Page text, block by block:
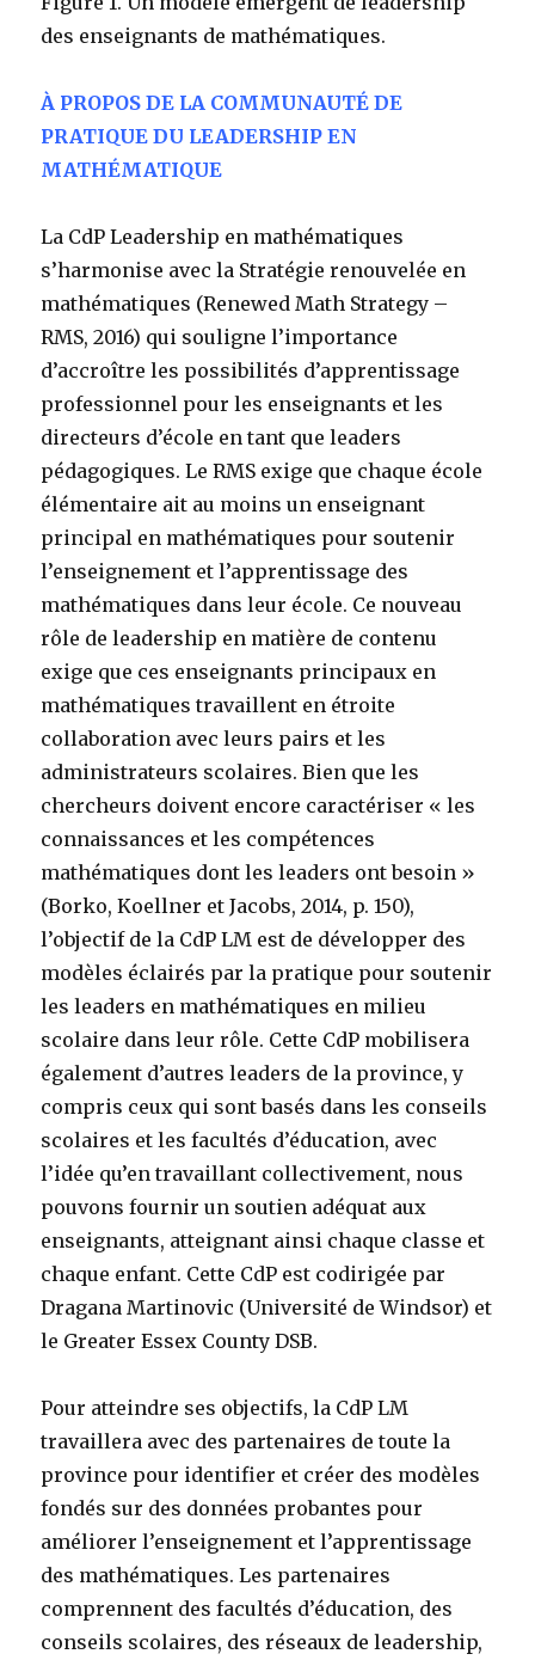
des enseignants de mathématiques.
À PROPOS DE LA COMMUNAUTÉ DE
PRATIQUE DU LEADERSHIP EN
MATHÉMATIQUE
La CdP Leadership en mathématiques
s’harmonise avec la Stratégie renouvelée en
mathématiques (Renewed Math Strategy –
RMS, 2016) qui souligne l’importance
d’accroître les possibilités d’apprentissage
professionnel pour les enseignants et les
directeurs d’école en tant que leaders
pédagogiques. Le RMS exige que chaque école
élémentaire ait au moins un enseignant
principal en mathématiques pour soutenir
l’enseignement et l’apprentissage des
mathématiques dans leur école. Ce nouveau
rôle de leadership en matière de contenu
exige que ces enseignants principaux en
mathématiques travaillent en étroite
collaboration avec leurs pairs et les
administrateurs scolaires. Bien que les
chercheurs doivent encore caractériser « les
connaissances et les compétences
mathématiques dont les leaders ont besoin »
(Borko, Koellner et Jacobs, 2014, p. 150),
l’objectif de la CdP LM est de développer des
modèles éclairés par la pratique pour soutenir
les leaders en mathématiques en milieu
scolaire dans leur rôle. Cette CdP mobilisera
également d’autres leaders de la province, y
compris ceux qui sont basés dans les conseils
scolaires et les facultés d’éducation, avec
l’idée qu’en travaillant collectivement, nous
pouvons fournir un soutien adéquat aux
enseignants, atteignant ainsi chaque classe et
chaque enfant. Cette CdP est codirigée par
Dragana Martinovic (Université de Windsor) et
le Greater Essex County DSB.
Pour atteindre ses objectifs, la CdP LM
travaillera avec des partenaires de toute la
province pour identifier et créer des modèles
fondés sur des données probantes pour
améliorer l’enseignement et l’apprentissage
des mathématiques. Les partenaires
comprennent des facultés d’éducation, des
conseils scolaires, des réseaux de leadership,